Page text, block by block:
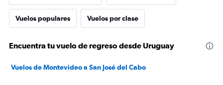
Vuelos populares Vuelos por clase
Encuentra tu vuelo de regreso desde Uruguay
Vuelos de Montevideo a San José del Cabo